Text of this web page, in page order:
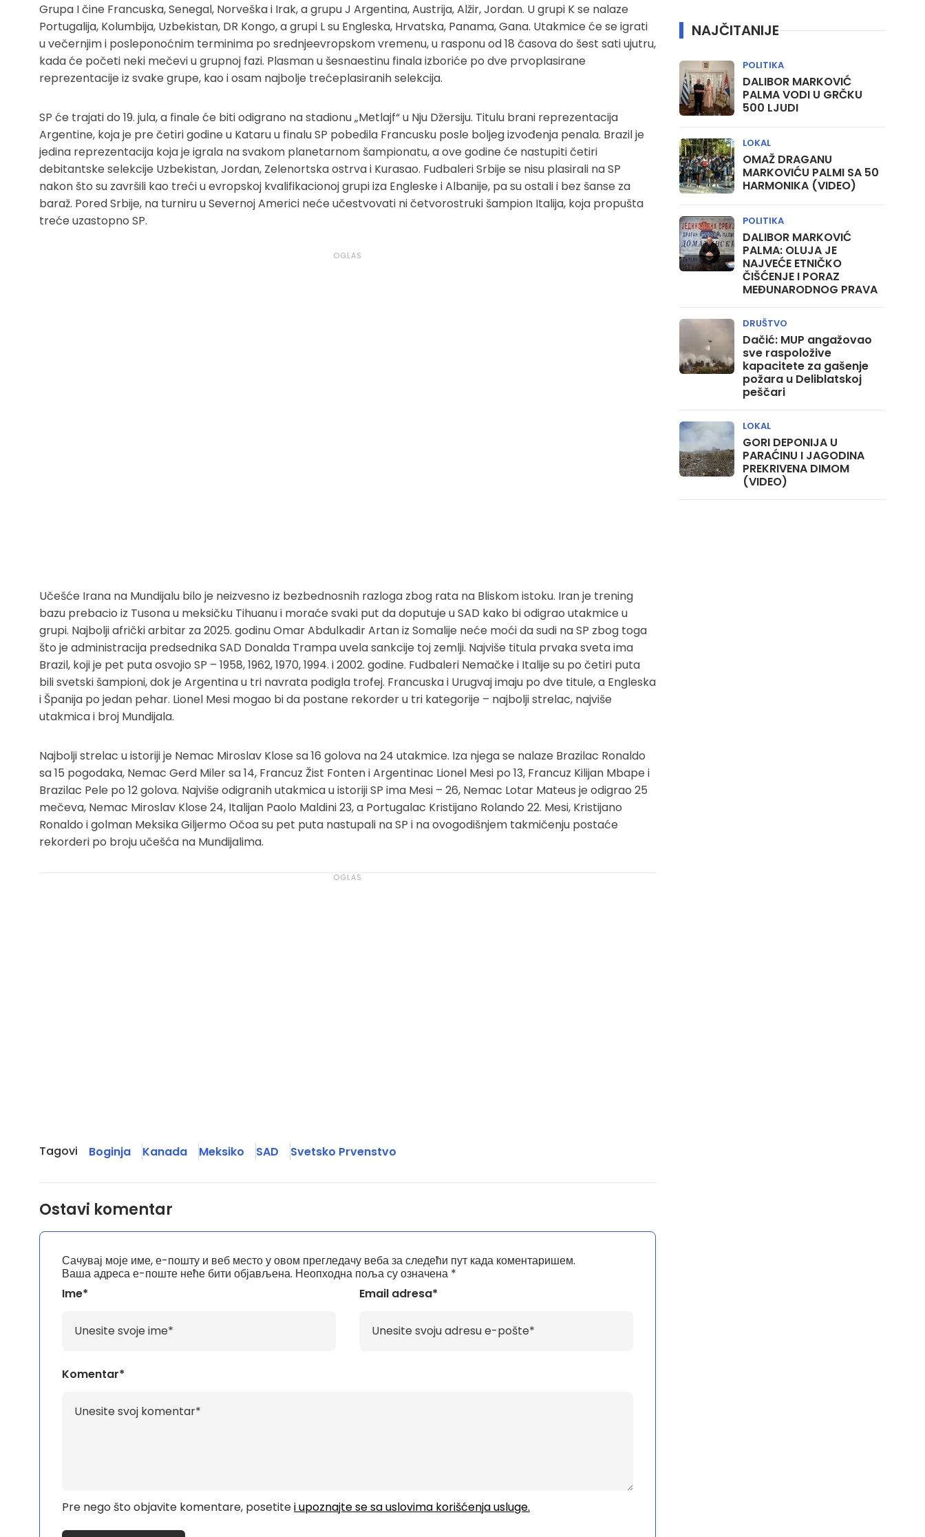
Grupa I čine Francuska, Senegal, Norveška i Irak, a grupu J Argentina, Austrija, Alžir, Jordan. U grupi K se nalaze
Portugalija, Kolumbija, Uzbekistan, DR Kongo, a grupi L su Engleska, Hrvatska, Panama, Gana. Utakmice će se igrati
u večernjim i posleponoćnim terminima po srednjeevropskom vremenu, u rasponu od 18 časova do šest sati ujutru,
kada će početi neki mečevi u grupnoj fazi. Plasman u šesnaestinu finala izboriće po dve prvoplasirane
reprezentacije iz svake grupe, kao i osam najbolje trećeplasiranih selekcija.
SP će trajati do 19. jula, a finale će biti odigrano na stadionu „Metlajf“ u Nju Džersiju. Titulu brani reprezentacija
Argentine, koja je pre četiri godine u Kataru u finalu SP pobedila Francusku posle boljeg izvođenja penala. Brazil je
jedina reprezentacija koja je igrala na svakom planetarnom šampionatu, a ove godine će nastupiti četiri
debitantske selekcije Uzbekistan, Jordan, Zelenortska ostrva i Kurasao. Fudbaleri Srbije se nisu plasirali na SP
nakon što su završili kao treći u evropskoj kvalifikacionoj grupi iza Engleske i Albanije, pa su ostali i bez šanse za
baraž. Pored Srbije, na turniru u Severnoj Americi neće učestvovati ni četvorostruki šampion Italija, koja propušta
treće uzastopno SP.
Učešće Irana na Mundijalu bilo je neizvesno iz bezbednosnih razloga zbog rata na Bliskom istoku. Iran je trening
bazu prebacio iz Tusona u meksičku Tihuanu i moraće svaki put da doputuje u SAD kako bi odigrao utakmice u
grupi. Najbolji afrički arbitar za 2025. godinu Omar Abdulkadir Artan iz Somalije neće moći da sudi na SP zbog toga
što je administracija predsednika SAD Donalda Trampa uvela sankcije toj zemlji. Najviše titula prvaka sveta ima
Brazil, koji je pet puta osvojio SP – 1958, 1962, 1970, 1994. i 2002. godine. Fudbaleri Nemačke i Italije su po četiri puta
bili svetski šampioni, dok je Argentina u tri navrata podigla trofej. Francuska i Urugvaj imaju po dve titule, a Engleska
i Španija po jedan pehar. Lionel Mesi mogao bi da postane rekorder u tri kategorije – najbolji strelac, najviše
utakmica i broj Mundijala.
Najbolji strelac u istoriji je Nemac Miroslav Klose sa 16 golova na 24 utakmice. Iza njega se nalaze Brazilac Ronaldo
sa 15 pogodaka, Nemac Gerd Miler sa 14, Francuz Žist Fonten i Argentinac Lionel Mesi po 13, Francuz Kilijan Mbape i
Brazilac Pele po 12 golova. Najviše odigranih utakmica u istoriji SP ima Mesi – 26, Nemac Lotar Mateus je odigrao 25
mečeva, Nemac Miroslav Klose 24, Italijan Paolo Maldini 23, a Portugalac Kristijano Rolando 22. Mesi, Kristijano
Ronaldo i golman Meksika Giljermo Očoa su pet puta nastupali na SP i na ovogodišnjem takmičenju postaće
rekorderi po broju učešća na Mundijalima.
Tagovi Boginja Kanada Meksiko SAD Svetsko Prvenstvo
Ostavi komentar
Ваша адреса е-поште неће бити објављена. Неопходна поља су означена *
Komentar*
Pre nego što objavite komentare, posetitei upoznajte se sa uslovima korišćenja usluge.
Ime* Email adresa*
Сачувај моје име, е-пошту и веб место у овом прегледачу веба за следећи пут када коментаришем.
NAJČITANIJE
DALIBOR MARKOVIĆ
PALMA VODI U GRČKU
500 LJUDI
POLITIKA
OMAŽ DRAGANU
MARKOVIĆU PALMI SA 50
HARMONIKA (VIDEO)
LOKAL
DALIBOR MARKOVIĆ
PALMA: OLUJA JE
NAJVEĆE ETNIČKO
ČIŠĆENJE I PORAZ
MEĐUNARODNOG PRAVA
POLITIKA
Dačić: MUP angažovao
sve raspoložive
kapacitete za gašenje
požara u Deliblatskoj
peščari
DRUŠTVO
GORI DEPONIJA U
PARAĆINU I JAGODINA
PREKRIVENA DIMOM
(VIDEO)
LOKAL